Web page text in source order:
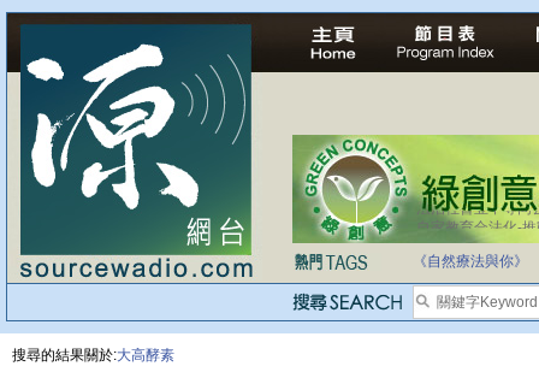
法治社會並不等同
自家教育合法化-
《自然療法與你》
搜尋的結果關於:大高酵素